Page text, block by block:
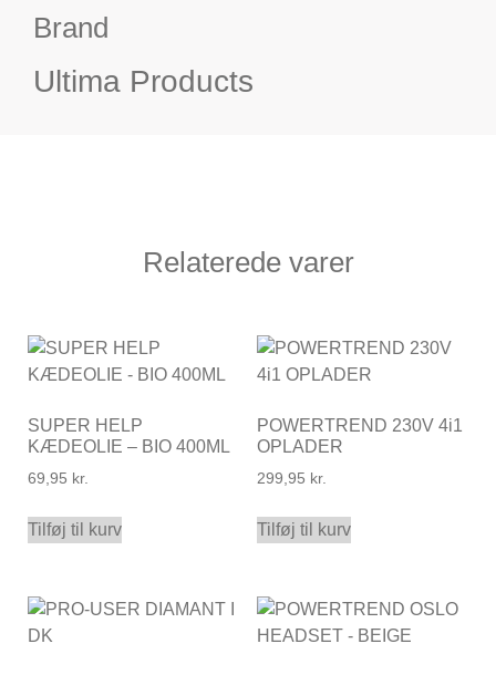
Brand
Ultima Products
Relaterede varer
SUPER HELP
KÆDEOLIE – BIO 400ML
69,95 kr.
Tilføj til kurv
POWERTREND 230V 4i1
OPLADER
299,95 kr.
Tilføj til kurv